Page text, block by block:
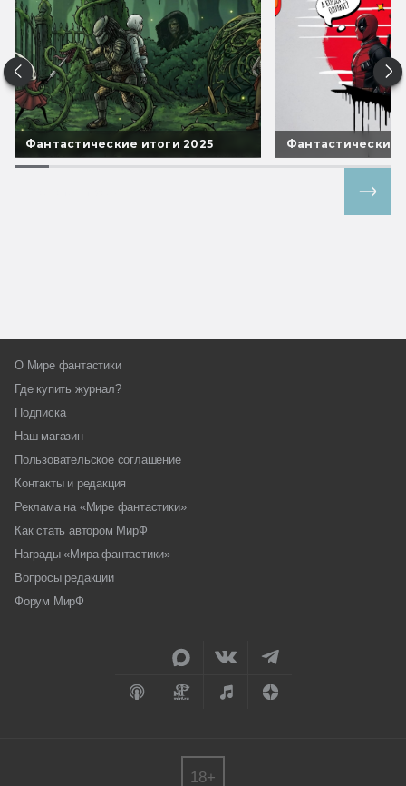
Фантастические итоги 2025 Фантастические
О Мире фантастики
Где купить журнал?
Подписка
Наш магазин
Пользовательское соглашение
Контакты и редакция
Реклама на «Мире фантастики»
Как стать автором МирФ
Награды «Мира фантастики»
Вопросы редакции
Форум МирФ
18+